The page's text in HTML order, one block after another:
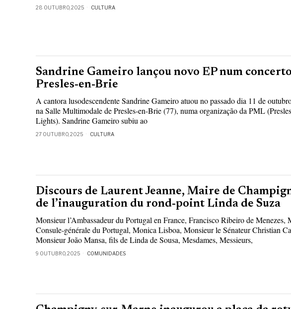
28 OUTUBRO, 2025 CULTURA
Sandrine Gameiro lançou novo EP num
Presles-en-Brie
A cantora lusodescendente Sandrine Gameiro atuou no passado dia 11 de
na Salle Multimodale de Presles-en-Brie (77), numa organização da PML
Lights). Sandrine Gameiro subiu ao
27 OUTUBRO, 2025 CULTURA
Discours de Laurent Jeanne, Maire de
de l’inauguration du rond-point Linda de Suza
Monsieur l’Ambassadeur du Portugal en France, Francisco Ribeiro de Menezes,
Consule-générale du Portugal, Monica Lisboa, Monsieur le Sénateur Christian
Monsieur João Mansa, fils de Linda de Sousa, Mesdames, Messieurs,
9 OUTUBRO, 2025 COMUNIDADES